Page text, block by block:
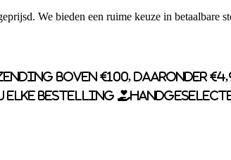
We bieden een ruime keuze in betaalbare
boven €100, daaronder
elke bestelling